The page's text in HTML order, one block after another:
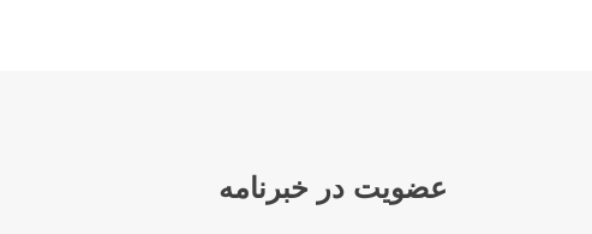
عضویت در خبرنامه